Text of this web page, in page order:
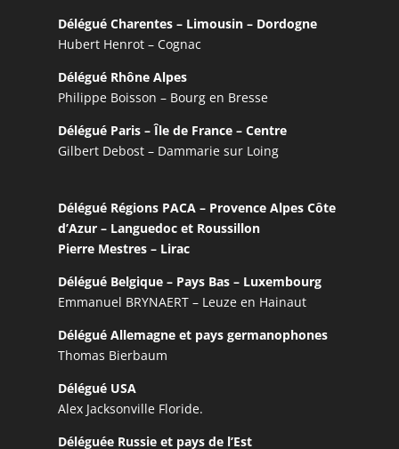
Délégué Charentes – Limousin – Dordogne
Hubert Henrot – Cognac
Délégué Rhône Alpes
Philippe Boisson – Bourg en Bresse
Délégué Paris – Île de France – Centre
Gilbert Debost – Dammarie sur Loing
Délégué Régions PACA – Provence Alpes Côte
d’Azur – Languedoc et Roussillon
Pierre Mestres – Lirac
Délégué Belgique – Pays Bas – Luxembourg
Emmanuel BRYNAERT – Leuze en Hainaut
Délégué Allemagne et pays germanophones
Thomas Bierbaum
Délégué USA
Alex Jacksonville Floride.
Déléguée Russie et pays de l’Est